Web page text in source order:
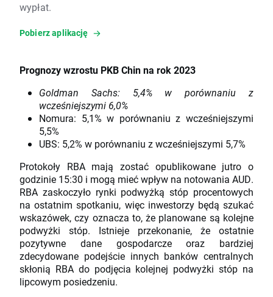
wypłat.
Pobierz aplikację
Prognozy wzrostu PKB Chin na rok 2023
Goldman Sachs: 5,4% w porównaniu z
wcześniejszymi 6,0%
Nomura: 5,1% w porównaniu z wcześniejszymi
5,5%
UBS: 5,2% w porównaniu z wcześniejszymi 5,7%
Protokoły RBA mają zostać opublikowane jutro o
godzinie 15:30 i mogą mieć wpływ na notowania AUD.
RBA zaskoczyło rynki podwyżką stóp procentowych
na ostatnim spotkaniu, więc inwestorzy będą szukać
wskazówek, czy oznacza to, że planowane są kolejne
podwyżki stóp. Istnieje przekonanie, że ostatnie
pozytywne dane gospodarcze oraz bardziej
zdecydowane podejście innych banków centralnych
skłonią RBA do podjęcia kolejnej podwyżki stóp na
lipcowym posiedzeniu.